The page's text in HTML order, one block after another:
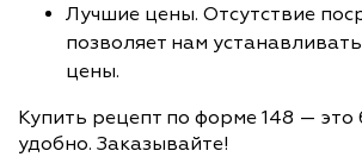
Лучшие цены. Отсутствие
позволяет нам
цены.
Купить рецепт по форме 148 — это
удобно. Заказывайте!